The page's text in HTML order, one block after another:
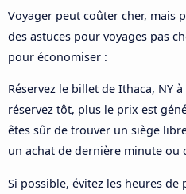
Voyager peut coûter cher, mais
des astuces pour voyages pas
pour économiser :
Réservez le billet de Ithaca, NY
réservez tôt, plus le prix est
êtes sûr de trouver un siège
un achat de dernière minute ou
Si possible, évitez les heures